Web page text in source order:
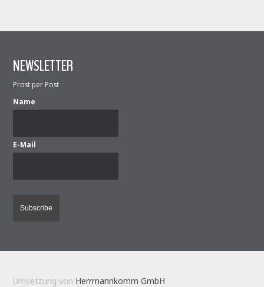
NEWSLETTER
Prost per Post
Name
E-Mail
Umsetzung von Herrmannkomm GmbH